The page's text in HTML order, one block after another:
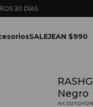
30 DÍAS
SALEJEAN $990
Negro